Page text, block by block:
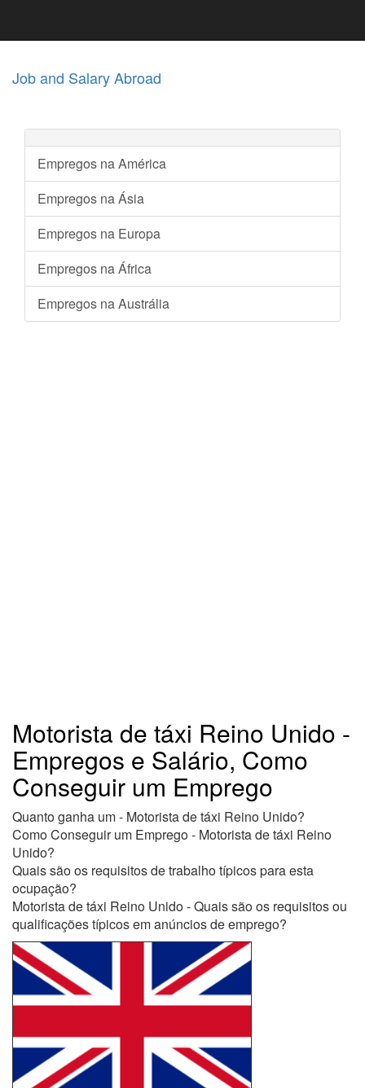
Job and Salary Abroad
Empregos na América
Empregos na Ásia
Empregos na Europa
Empregos na África
Empregos na Austrália
Motorista de táxi Reino Unido -
Empregos e Salário, Como
Conseguir um Emprego
Quanto ganha um - Motorista de táxi Reino Unido?
Como Conseguir um Emprego - Motorista de táxi Reino
Unido?
Quais são os requisitos de trabalho típicos para esta
ocupação?
Motorista de táxi Reino Unido - Quais são os requisitos ou
qualificações típicos em anúncios de emprego?